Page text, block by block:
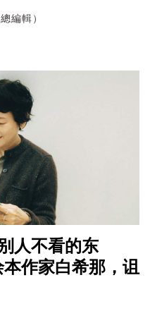
編輯）
人不看的东
作家白希那，诅